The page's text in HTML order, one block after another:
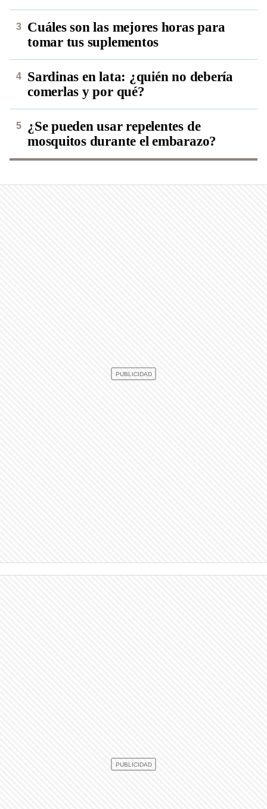
Cuáles son las mejores horas para
tomar tus suplementos
Sardinas en lata: ¿quién no debería
comerlas y por qué?
¿Se pueden usar repelentes de
mosquitos durante el embarazo?